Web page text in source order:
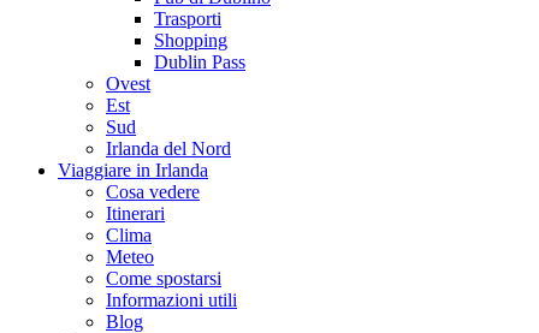
Trasporti
Shopping
Dublin Pass
Ovest
Est
Sud
Irlanda del Nord
Viaggiare in Irlanda
Cosa vedere
Itinerari
Clima
Meteo
Come spostarsi
Informazioni utili
Blog